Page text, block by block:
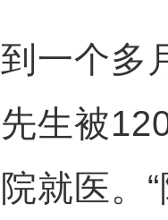
个多
生被
就医。